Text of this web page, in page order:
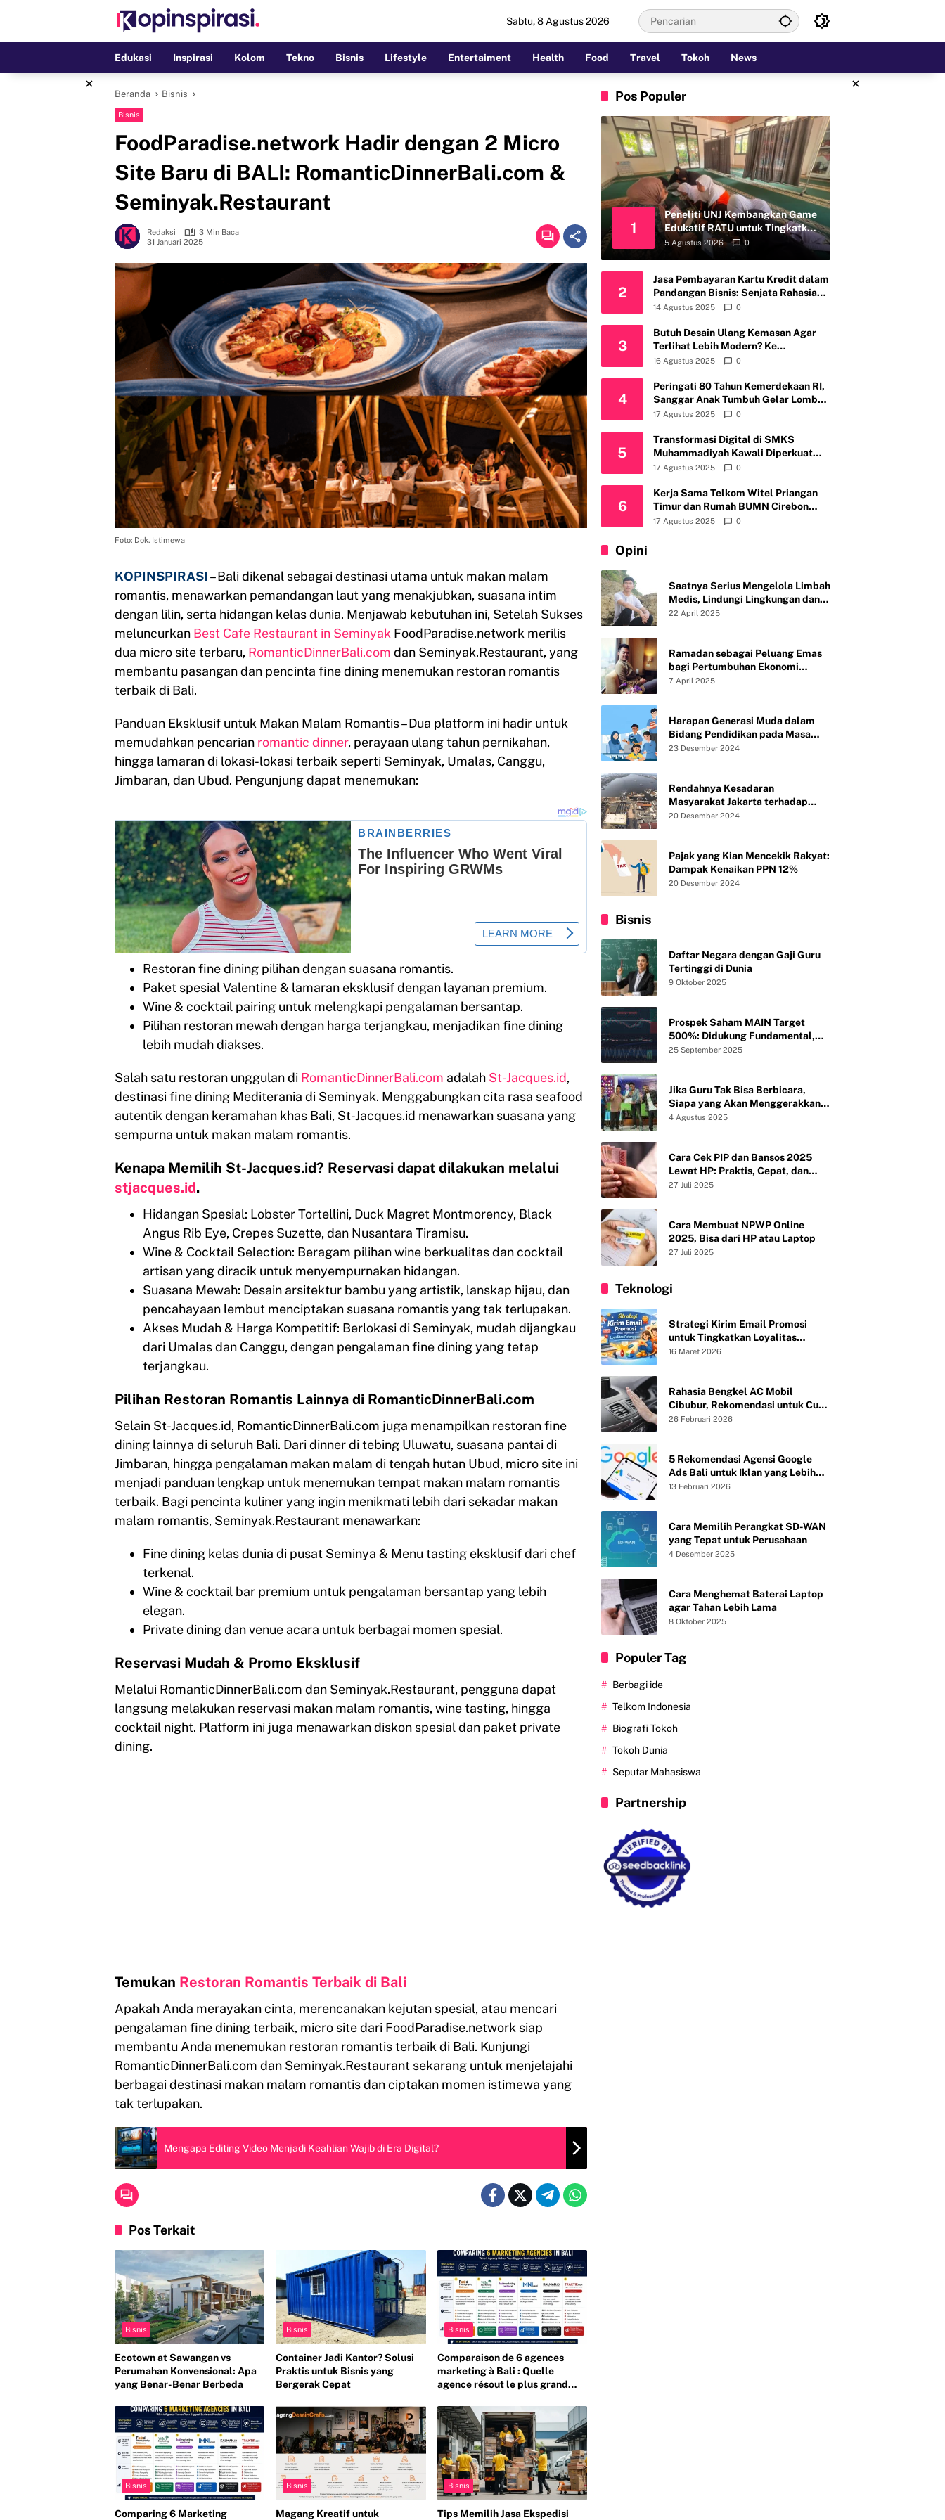
Sabtu, 8 Agustus 2026
Edukasi Inspirasi Kolom Tekno Bisnis Lifestyle Entertaiment Health Food Travel Tokoh News
× ×
Beranda Bisnis
Bisnis
FoodParadise.network Hadir dengan 2 Micro
Site Baru di BALI: RomanticDinnerBali.com &
Seminyak.Restaurant
Redaksi
3 Min Baca
31 Januari 2025
Foto: Dok. Istimewa
KOPINSPIRASI – Bali dikenal sebagai destinasi utama untuk makan malam
romantis, menawarkan pemandangan laut yang menakjubkan, suasana intim
dengan lilin, serta hidangan kelas dunia. Menjawab kebutuhan ini, Setelah Sukses
meluncurkan Best Cafe Restaurant in Seminyak FoodParadise.network merilis
dua micro site terbaru, RomanticDinnerBali.com dan Seminyak.Restaurant, yang
membantu pasangan dan pencinta fine dining menemukan restoran romantis
terbaik di Bali.
Panduan Eksklusif untuk Makan Malam Romantis – Dua platform ini hadir untuk
memudahkan pencarian romantic dinner, perayaan ulang tahun pernikahan,
hingga lamaran di lokasi-lokasi terbaik seperti Seminyak, Umalas, Canggu,
Jimbaran, dan Ubud. Pengunjung dapat menemukan:
Restoran fine dining pilihan dengan suasana romantis.
Paket spesial Valentine & lamaran eksklusif dengan layanan premium.
Wine & cocktail pairing untuk melengkapi pengalaman bersantap.
Pilihan restoran mewah dengan harga terjangkau, menjadikan fine dining
lebih mudah diakses.
Salah satu restoran unggulan di RomanticDinnerBali.com adalah St-Jacques.id,
destinasi fine dining Mediterania di Seminyak. Menggabungkan cita rasa seafood
autentik dengan keramahan khas Bali, St-Jacques.id menawarkan suasana yang
sempurna untuk makan malam romantis.
Kenapa Memilih St-Jacques.id? Reservasi dapat dilakukan melalui
stjacques.id.
Hidangan Spesial: Lobster Tortellini, Duck Magret Montmorency, Black
Angus Rib Eye, Crepes Suzette, dan Nusantara Tiramisu.
Wine & Cocktail Selection: Beragam pilihan wine berkualitas dan cocktail
artisan yang diracik untuk menyempurnakan hidangan.
Suasana Mewah: Desain arsitektur bambu yang artistik, lanskap hijau, dan
pencahayaan lembut menciptakan suasana romantis yang tak terlupakan.
Akses Mudah & Harga Kompetitif: Berlokasi di Seminyak, mudah dijangkau
dari Umalas dan Canggu, dengan pengalaman fine dining yang tetap
terjangkau.
Pilihan Restoran Romantis Lainnya di RomanticDinnerBali.com
Selain St-Jacques.id, RomanticDinnerBali.com juga menampilkan restoran fine
dining lainnya di seluruh Bali. Dari dinner di tebing Uluwatu, suasana pantai di
Jimbaran, hingga pengalaman makan malam di tengah hutan Ubud, micro site ini
menjadi panduan lengkap untuk menemukan tempat makan malam romantis
terbaik. Bagi pencinta kuliner yang ingin menikmati lebih dari sekadar makan
malam romantis, Seminyak.Restaurant menawarkan:
Fine dining kelas dunia di pusat Seminya & Menu tasting eksklusif dari chef
terkenal.
Wine & cocktail bar premium untuk pengalaman bersantap yang lebih
elegan.
Private dining dan venue acara untuk berbagai momen spesial.
Reservasi Mudah & Promo Eksklusif
Melalui RomanticDinnerBali.com dan Seminyak.Restaurant, pengguna dapat
langsung melakukan reservasi makan malam romantis, wine tasting, hingga
cocktail night. Platform ini juga menawarkan diskon spesial dan paket private
dining.
Temukan Restoran Romantis Terbaik di Bali
Apakah Anda merayakan cinta, merencanakan kejutan spesial, atau mencari
pengalaman fine dining terbaik, micro site dari FoodParadise.network siap
membantu Anda menemukan restoran romantis terbaik di Bali. Kunjungi
RomanticDinnerBali.com dan Seminyak.Restaurant sekarang untuk menjelajahi
berbagai destinasi makan malam romantis dan ciptakan momen istimewa yang
tak terlupakan.
Mengapa Editing Video Menjadi Keahlian Wajib di Era Digital?
Pos Terkait
Bisnis
Ecotown at Sawangan vs
Perumahan Konvensional: Apa
yang Benar-Benar Berbeda
Bisnis
Container Jadi Kantor? Solusi
Praktis untuk Bisnis yang
Bergerak Cepat
Bisnis
Comparaison de 6 agences
marketing à Bali : Quelle
agence résout le plus grand
Bisnis
Comparing 6 Marketing
Bisnis
Magang Kreatif untuk
Bisnis
Tips Memilih Jasa Ekspedisi
Pos Populer
1
Peneliti UNJ Kembangkan Game
Edukatif RATU untuk Tingkatkan
Kemandirian Perawatan Organ
Reproduksi Anak Hambatan
5 Agustus 2026 0
2
Jasa Pembayaran Kartu Kredit dalam
Pandangan Bisnis: Senjata Rahasia
atau Bom Waktu?
14 Agustus 2025 0
3
Butuh Desain Ulang Kemasan Agar
Terlihat Lebih Modern? Ke
Fruitylogic.com Aja
16 Agustus 2025 0
4
Peringati 80 Tahun Kemerdekaan RI,
Sanggar Anak Tumbuh Gelar Lomba
Mewarnai & Menggambar, Ajak Anak
17 Agustus 2025 0
5
Transformasi Digital di SMKS
Muhammadiyah Kawali Diperkuat
Telkom Witel Priangan Timur
17 Agustus 2025 0
6
Kerja Sama Telkom Witel Priangan
Timur dan Rumah BUMN Cirebon
Tingkatkan Daya Saing Usaha
17 Agustus 2025 0
Opini
Saatnya Serius Mengelola Limbah
Medis, Lindungi Lingkungan dan
Kesehatan Publik
22 April 2025
Ramadan sebagai Peluang Emas
bagi Pertumbuhan Ekonomi
Syariah UMKM
7 April 2025
Harapan Generasi Muda dalam
Bidang Pendidikan pada Masa
Presiden Baru Republik Indonesia
23 Desember 2024
Rendahnya Kesadaran
Masyarakat Jakarta terhadap
Kebersihan Lingkungan
20 Desember 2024
Pajak yang Kian Mencekik Rakyat:
Dampak Kenaikan PPN 12%
20 Desember 2024
Bisnis
Daftar Negara dengan Gaji Guru
Tertinggi di Dunia
9 Oktober 2025
Prospek Saham MAIN Target
500%: Didukung Fundamental,
Valuasi, dan Teknikal
25 September 2025
Jika Guru Tak Bisa Berbicara,
Siapa yang Akan Menggerakkan
Peradaban?
4 Agustus 2025
Cara Cek PIP dan Bansos 2025
Lewat HP: Praktis, Cepat, dan
Tanpa Ribet
27 Juli 2025
Cara Membuat NPWP Online
2025, Bisa dari HP atau Laptop
27 Juli 2025
Teknologi
Strategi Kirim Email Promosi
untuk Tingkatkan Loyalitas
Pelanggan
16 Maret 2026
Rahasia Bengkel AC Mobil
Cibubur, Rekomendasi untuk Cuci
Evaporator dan Isi Freon agar AC
26 Februari 2026
5 Rekomendasi Agensi Google
Ads Bali untuk Iklan yang Lebih
Efektif
13 Februari 2026
Cara Memilih Perangkat SD-WAN
yang Tepat untuk Perusahaan
4 Desember 2025
Cara Menghemat Baterai Laptop
agar Tahan Lebih Lama
8 Oktober 2025
Populer Tag
Berbagi ide
Telkom Indonesia
Biografi Tokoh
Tokoh Dunia
Seputar Mahasiswa
Partnership